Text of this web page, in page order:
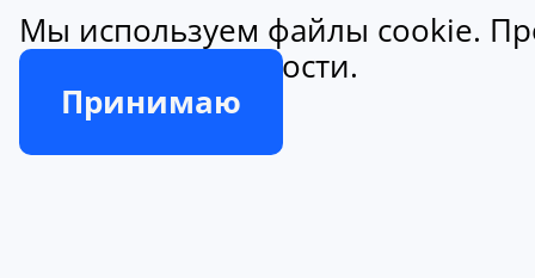
Мы используем файлы cookie.
конфиденциальности.
Принимаю